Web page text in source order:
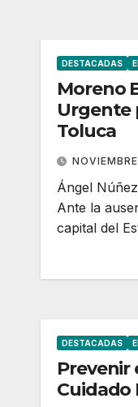
DESTACADAS
Moreno
Urgente
Toluca
Ángel
Ante la
capital del
DESTACADAS
Prevenir
Cuidado